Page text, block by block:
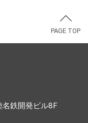
PAGE TOP
鉄開発ビル8F